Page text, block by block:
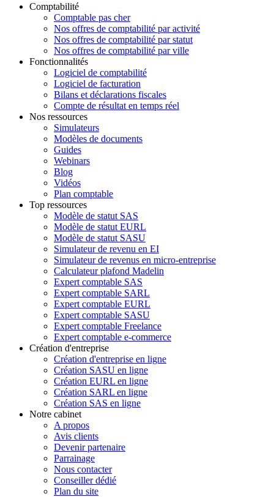
Comptabilité
Comptable pas cher
Nos offres de comptabilité par activité
Nos offres de comptabilité par statut
Nos offres de comptabilité par ville
Fonctionnalités
Logiciel de comptabilité
Logiciel de facturation
Bilans et déclarations fiscales
Compte de résultat en temps réel
Nos ressources
Simulateurs
Modèles de documents
Guides
Webinars
Blog
Vidéos
Plan comptable
Top ressources
Modèle de statut SAS
Modèle de statut EURL
Modèle de statut SASU
Simulateur de revenu en EI
Simulateur de revenus en micro-entreprise
Calculateur plafond Madelin
Expert comptable SAS
Expert comptable SARL
Expert comptable EURL
Expert comptable SASU
Expert comptable Freelance
Expert comptable e-commerce
Création d'entreprise
Création d'entreprise en ligne
Création SASU en ligne
Création EURL en ligne
Création SARL en ligne
Création SAS en ligne
Notre cabinet
A propos
Avis clients
Devenir partenaire
Parrainage
Nous contacter
Conseiller dédié
Plan du site